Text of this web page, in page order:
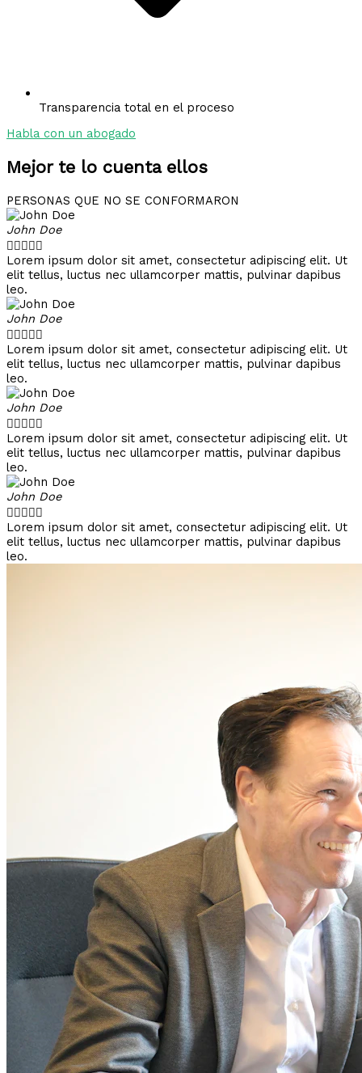
Transparencia total en el proceso
Habla con un abogado
Mejor te lo cuenta ellos
PERSONAS QUE NO SE CONFORMARON
John Doe

Lorem ipsum dolor sit amet, consectetur adipiscing elit. Ut
elit tellus, luctus nec ullamcorper mattis, pulvinar dapibus
leo.
John Doe

Lorem ipsum dolor sit amet, consectetur adipiscing elit. Ut
elit tellus, luctus nec ullamcorper mattis, pulvinar dapibus
leo.
John Doe

Lorem ipsum dolor sit amet, consectetur adipiscing elit. Ut
elit tellus, luctus nec ullamcorper mattis, pulvinar dapibus
leo.
John Doe

Lorem ipsum dolor sit amet, consectetur adipiscing elit. Ut
elit tellus, luctus nec ullamcorper mattis, pulvinar dapibus
leo.